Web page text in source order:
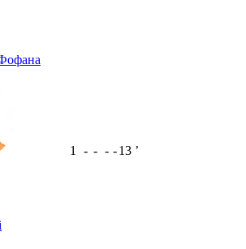
1 - - - -13 ʼ